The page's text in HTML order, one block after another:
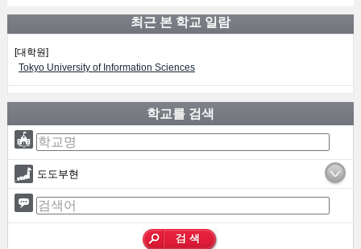
최근 본 학교 일람
[대학원]
Tokyo University of Information Sciences
학교를 검색
도도부현